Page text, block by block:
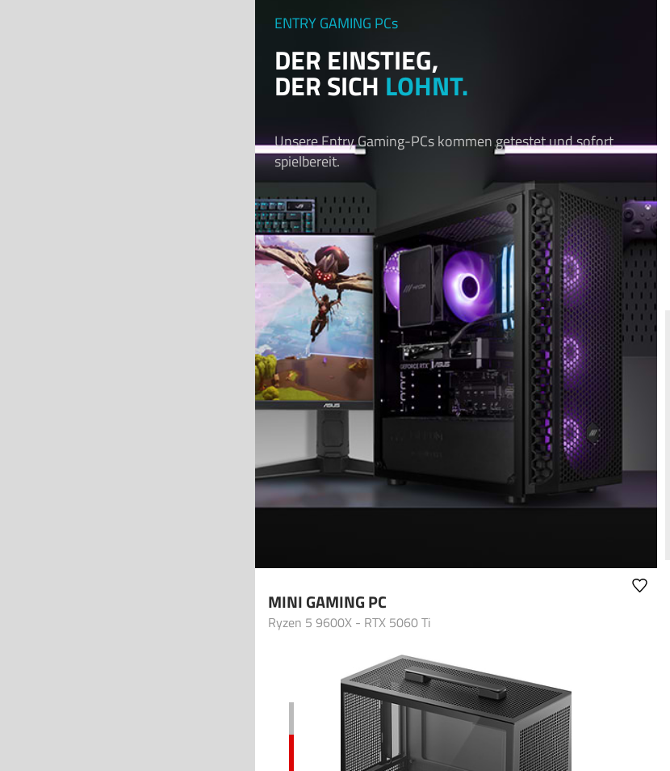
ENTRY GAMING PCs
DER EINSTIEG,
DER SICH LOHNT.
Unsere Entry Gaming-PCs kommen getestet und sofort
spielbereit.
MINI GAMING PC
Ryzen 5 9600X - RTX 5060 Ti